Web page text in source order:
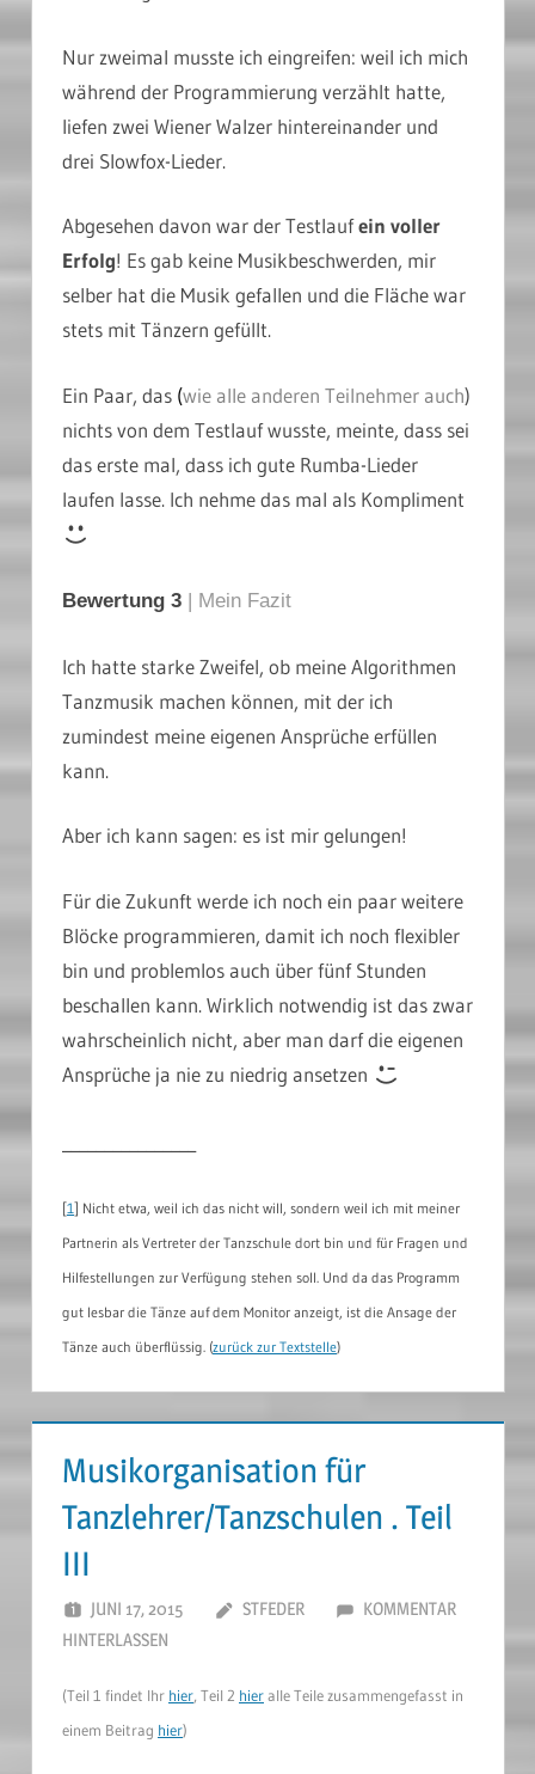
Nur zweimal musste ich eingreifen: weil ich mich
während der Programmierung verzählt hatte,
liefen zwei Wiener Walzer hintereinander und
drei Slowfox-Lieder.
Abgesehen davon war der Testlaufein voller
Erfolg! Es gab keine Musikbeschwerden, mir
selber hat die Musik gefallen und die Fläche war
stets mit Tänzern gefüllt.
Ein Paar, das (wie alle anderen Teilnehmer auch)
nichts von dem Testlauf wusste, meinte, dass sei
das erste mal, dass ich gute Rumba-Lieder
laufen lasse. Ich nehme das mal als Kompliment
Bewertung 3 | Mein Fazit
Ich hatte starke Zweifel, ob meine Algorithmen
Tanzmusik machen können, mit der ich
zumindest meine eigenen Ansprüche erfüllen
kann.
Aber ich kann sagen: es ist mir gelungen!
Für die Zukunft werde ich noch ein paar weitere
Blöcke programmieren, damit ich noch flexibler
bin und problemlos auch über fünf Stunden
beschallen kann. Wirklich notwendig ist das zwar
wahrscheinlich nicht, aber man darf die eigenen
Ansprüche ja nie zu niedrig ansetzen
[1] Nicht etwa, weil ich das nicht will, sondern weil ich mit meiner
Partnerin als Vertreter der Tanzschule dort bin und für Fragen und
Hilfestellungen zur Verfügung stehen soll. Und da das Programm
gut lesbar die Tänze auf dem Monitor anzeigt, ist die Ansage der
Tänze auch überflüssig. (zurück zur Textstelle)
Musikorganisation für
Tanzlehrer/Tanzschulen . Teil
III
JUNI 17, 2015 STFEDER
KOMMENTAR
HINTERLASSEN
(Teil 1 findet Ihr hier, Teil 2 hieralle Teile zusammengefasst in
einem Beitrag hier)